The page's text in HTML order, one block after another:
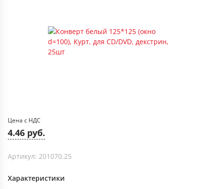
Цена с НДС
4.46 руб.
Артикул: 201070.25
Характеристики